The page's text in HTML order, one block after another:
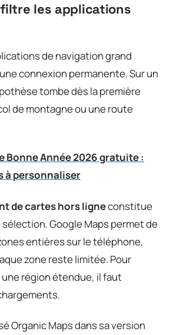
les applications
de navigation grand
connexion permanente. Sur un
tombe dès la première
de montagne ou une route
Bonne Année 2026 gratuite :
à personnaliser
de cartes hors ligneconstitue
Google Maps permet de
entières sur le téléphone,
zone reste limitée. Pour
région étendue, il faut
Organic Maps dans sa version